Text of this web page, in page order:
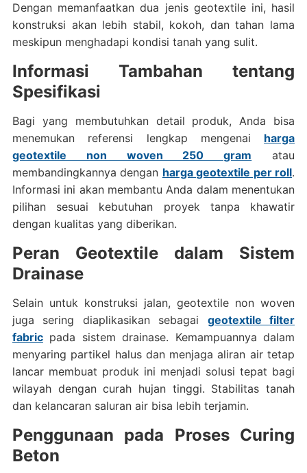
Dengan memanfaatkan dua jenis geotextile ini, hasil
konstruksi akan lebih stabil, kokoh, dan tahan lama
meskipun menghadapi kondisi tanah yang sulit.
Informasi Tambahan tentang
Spesifikasi
Bagi yang membutuhkan detail produk, Anda bisa
menemukan referensi lengkap mengenai harga
geotextile non woven 250 gram atau
membandingkannya dengan harga geotextile per roll.
Informasi ini akan membantu Anda dalam menentukan
pilihan sesuai kebutuhan proyek tanpa khawatir
dengan kualitas yang diberikan.
Peran Geotextile dalam Sistem
Drainase
Selain untuk konstruksi jalan, geotextile non woven
juga sering diaplikasikan sebagai geotextile filter
fabricpada sistem drainase. Kemampuannya dalam
menyaring partikel halus dan menjaga aliran air tetap
lancar membuat produk ini menjadi solusi tepat bagi
wilayah dengan curah hujan tinggi. Stabilitas tanah
dan kelancaran saluran air bisa lebih terjamin.
Penggunaan pada Proses Curing
Beton